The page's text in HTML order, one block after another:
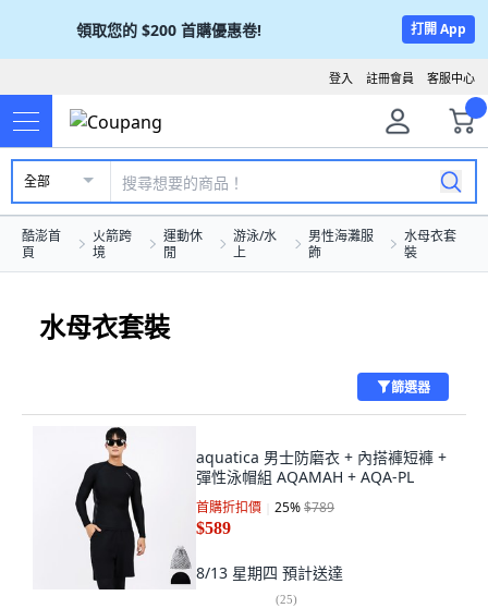
領取您的 $200 首購優惠卷! 打開 App
客服中心
註冊會員
登入
全部
酷澎首
頁
火箭跨
境
運動休
閒
游泳/水
上
男性海灘服
飾
水母衣套
裝
水母衣套裝
篩選器
aquatica 男士防磨衣 + 內搭褲短褲 +
彈性泳帽組 AQAMAH + AQA-PL
首購折扣價 25%$789
$589
8/13 星期四 預計送達
(25)